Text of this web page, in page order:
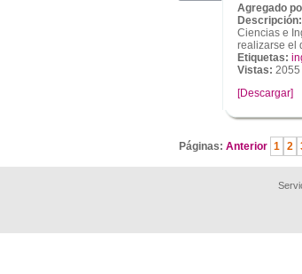
Agregado
Descripción:
Ciencias e
realizarse el
Etiquetas:
Vistas: 2055
[Descargar]
Páginas: Anterior 1 2